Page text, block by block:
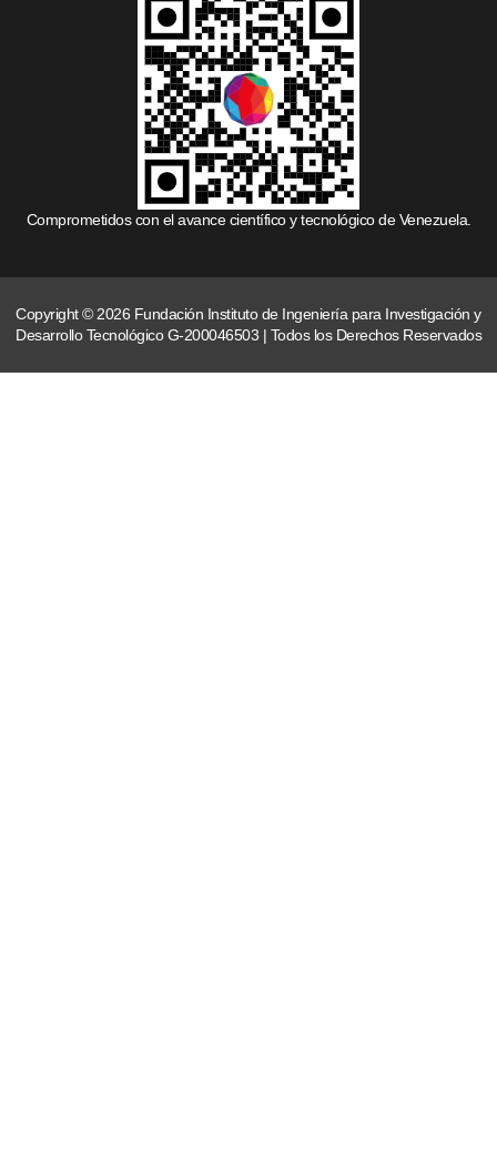
Comprometidos con el avance científico y tecnológico de Venezuela.
Copyright © 2026 Fundación Instituto de Ingeniería para Investigación y
Desarrollo Tecnológico G-200046503 | Todos los Derechos Reservados